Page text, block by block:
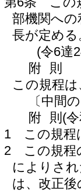
部機関への
長が定める
(令6達
附 則
この規程
〔中間
附 則 (
1
この規程
2
この規程
によりさ
は、改正